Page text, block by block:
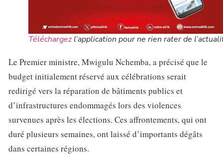
Téléchargezl’application pour ne rien rater de
Le Premier ministre, Mwigulu Nchemba, a précisé que le
budget initialement réservé aux célébrations serait
redirigé vers la réparation de bâtiments publics et
d’infrastructures endommagés lors des violences
survenues après les élections. Ces affrontements, qui ont
duré plusieurs semaines, ont laissé d’importants dégâts
dans certaines régions.